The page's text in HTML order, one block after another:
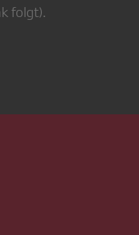
folgt).